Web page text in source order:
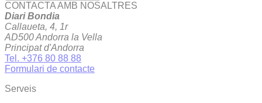
CONTACTA AMB NOSALTRES
Diari Bondia
Callaueta, 4, 1r
AD500 Andorra la Vella
Principat d'Andorra
Tel. +376 80 88 88
Formulari de contacte
Serveis